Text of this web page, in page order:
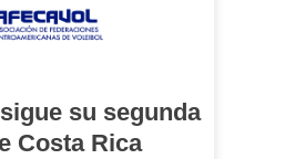
su segunda
Costa Rica